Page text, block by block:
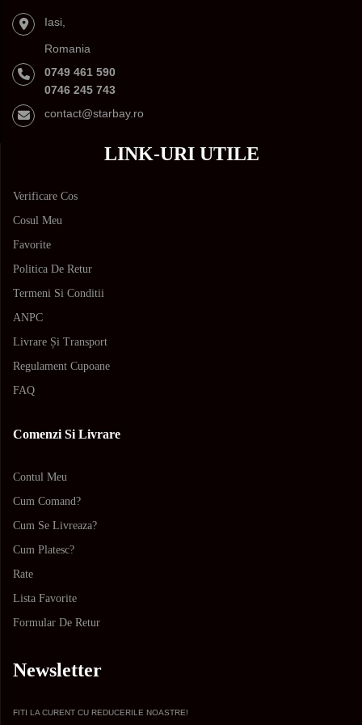
Iasi,
Romania
0749 461 590
0746 245 743
contact@starbay.ro
LINK-URI UTILE
Verificare Cos
Cosul Meu
Favorite
Politica De Retur
Termeni Si Conditii
ANPC
Livrare Și Transport
Regulament Cupoane
FAQ
Comenzi Si Livrare
Contul Meu
Cum Comand?
Cum Se Livreaza?
Cum Platesc?
Rate
Lista Favorite
Formular De Retur
Newsletter
FITI LA CURENT CU REDUCERILE NOASTRE!